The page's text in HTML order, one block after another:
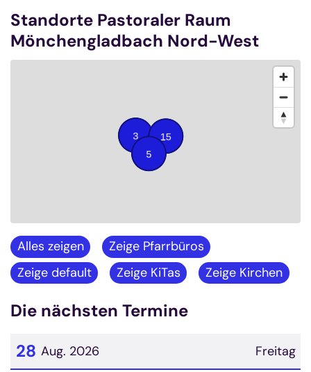
Standorte Pastoraler Raum
Mönchengladbach Nord-West
Alles zeigen
Zeige Pfarrbüros
Zeige default
Zeige KiTas Zeige Kirchen
Die nächsten Termine
Freitag
28 Aug. 2026